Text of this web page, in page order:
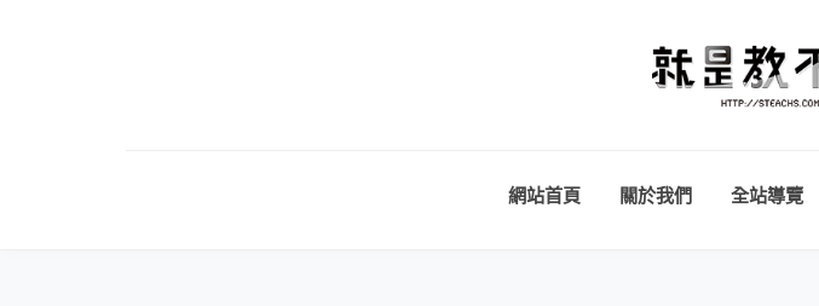
網站首頁 關於我們 全站導覽